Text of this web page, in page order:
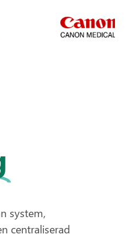
system,
centraliserad